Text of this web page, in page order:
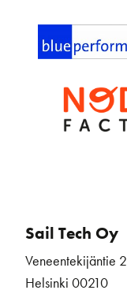
Sail Tech Oy
Veneentekijäntie 2
Helsinki 00210